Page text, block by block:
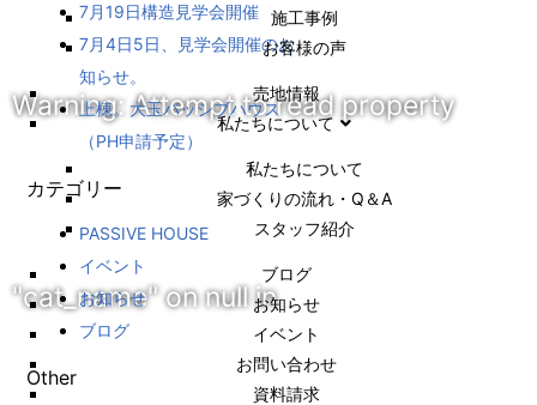
施⼯事例
お客様の声
売地情報
私たちについて
私たちについて
家づくりの流れ・Q＆A
スタッフ紹介
ブログ
お知らせ
イベント
お問い合わせ
資料請求
Warning: Attempt to read property
"cat_name" on null in
7月19日構造見学会開催
7月4日5日、見学会開催のお
知らせ。
上棟。大玉パッシブハウス
（PH申請予定）
カテゴリー
PASSIVE HOUSE
イベント
お知らせ
ブログ
Other